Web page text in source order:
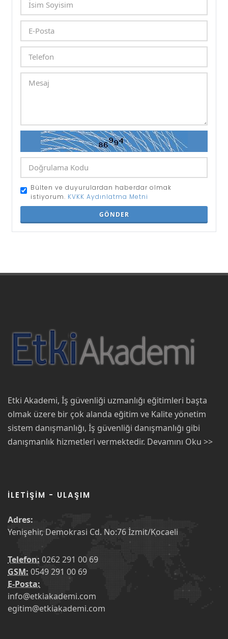
Bülten ve duyurulardan haberdar olmak
istiyorum. KVKK Aydınlatma Metni
GÖNDER
Etki Akademi, İş güvenliği uzmanlığı eğitimleri başta
olmak üzere bir çok alanda eğitim ve Kalite yönetim
sistem danışmanlığı, İş güvenliği danışmanlığı gibi
danışmanlık hizmetleri vermektedir. Devamını Oku >>
İLETIŞIM - ULAŞIM
Adres:
Yenişehir, Demokrasi Cd. No:76 İzmit/Kocaeli
Telefon: 0262 291 00 69
GSM: 0549 291 00 69
E-Posta:
info@etkiakademi.com
egitim@etkiakademi.com